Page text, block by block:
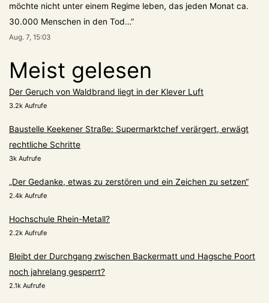
möchte nicht unter einem Regime leben, das jeden Monat ca.
30.000 Menschen in den Tod…”
Aug. 7, 15:03
Meist gelesen
Der Geruch von Waldbrand liegt in der Klever Luft
3.2k Aufrufe
Baustelle Keekener Straße: Supermarktchef verärgert, erwägt
rechtliche Schritte
3k Aufrufe
„Der Gedanke, etwas zu zerstören und ein Zeichen zu setzen“
2.4k Aufrufe
Hochschule Rhein-Metall?
2.2k Aufrufe
Bleibt der Durchgang zwischen Backermatt und Hagsche Poort
noch jahrelang gesperrt?
2.1k Aufrufe